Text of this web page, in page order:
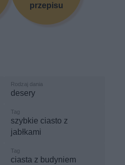
przepisu
desery
szybkie ciasto z
jabłkami
ciasta z budyniem